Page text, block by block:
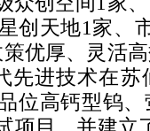
创天地1家、
优厚、灵活
先进技术在苏
位高钙型钨